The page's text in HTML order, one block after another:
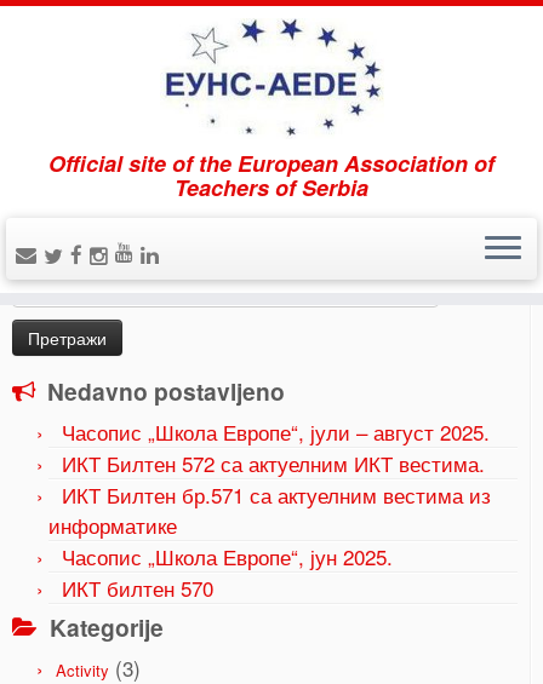
Official site of the European Association of
Teachers of Serbia
Home » Иношкола (InnoSchool) пројекат » Innoschool
Pretraži
Претрага
за:
Nedavno postavljeno
Часопис „Школа Европе“, јули – август 2025.
ИКТ Билтен 572 са актуелним ИКТ вестима.
ИКТ Билтен бр.571 са актуелним вестима из
информатике
Часопис „Школа Европе“, јун 2025.
ИКТ билтен 570
Kategorije
Activity (3)